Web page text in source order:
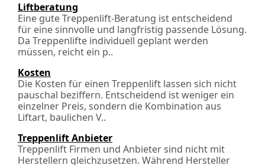
Liftberatung
Eine gute Treppenlift-Beratung ist entscheidend
für eine sinnvolle und langfristig passende Lösung.
Da Treppenlifte individuell geplant werden
müssen, reicht ein p..
Kosten
Die Kosten für einen Treppenlift lassen sich nicht
pauschal beziffern. Entscheidend ist weniger ein
einzelner Preis, sondern die Kombination aus
Liftart, baulichen V..
Treppenlift Anbieter
Treppenlift Firmen und Anbieter sind nicht mit
Herstellern gleichzusetzen. Während Hersteller